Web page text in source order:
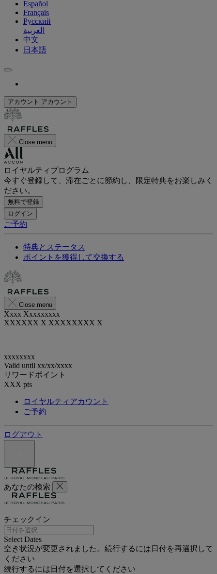
Español
Français
Русский
العربية
中文
日本語
アカウント アカウント
Close menu
ロイヤルティプログラム
今すぐ登録して、滞在ごとに節約し、限定特典をお楽しみく
ださい。
無料で登録
ログイン
ご予約
特典とステータス
ポイントを獲得して交換する
Close menu
Xxxx Xxxxxxxxx
XXXXXX X XXXXXXXX X
xxxxxxxx
Valid until xx/xx/xxxx
リワードポイント
XXX pts
ロイヤルティアカウント
ご予約
ログアウト
あなたの検索
チェックイン
Select Dates
空き状況が変更されました。続行するには日付を再選択して
ください
続行するには日付を選択してください